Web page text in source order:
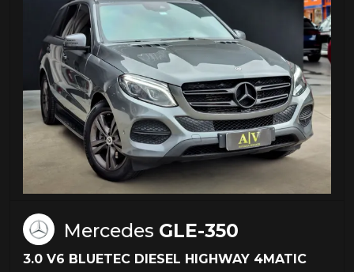
Mercedes GLE-350
3.0 V6 BLUETEC DIESEL HIGHWAY 4MATIC